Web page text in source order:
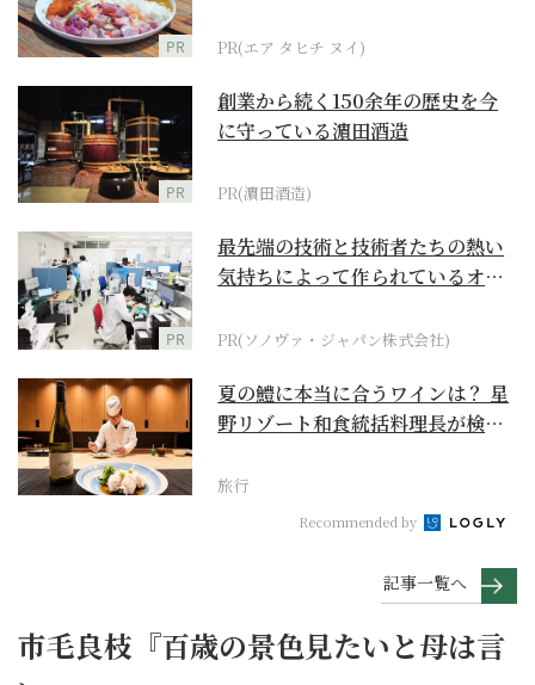
PR PR(エア タヒチ ヌイ)
PR
創業から続く150余年の歴史を今
に守っている濵田酒造
PR(濵田酒造)
PR
最先端の技術と技術者たちの熱い
気持ちによって作られているオー
PR(ソノヴァ・ジャパン株式会社)
夏の鱧に本当に合うワインは？ 星
野リゾート和食統括料理長が検証
旅行
Recommended by
記事一覧へ
市毛良枝『百歳の景色見たいと母は言